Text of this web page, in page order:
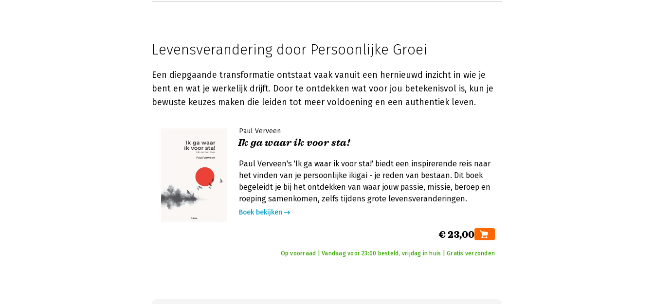
Levensverandering door Persoonlijke Groei
Een diepgaande transformatie ontstaat vaak vanuit een hernieuwd inzicht in wie je
bent en wat je werkelijk drijft. Door te ontdekken wat voor jou betekenisvol is, kun je
bewuste keuzes maken die leiden tot meer voldoening en een authentiek leven.
Paul Verveen
Ik ga waar ik voor sta!
Paul Verveen's 'Ik ga waar ik voor sta!' biedt een inspirerende reis naar
het vinden van je persoonlijke ikigai - je reden van bestaan. Dit boek
begeleidt je bij het ontdekken van waar jouw passie, missie, beroep en
roeping samenkomen, zelfs tijdens grote levensveranderingen.
Boek bekijken
€ 23,00
Op voorraad | Vandaag voor 23:00 besteld, vrijdag in huis | Gratis verzonden